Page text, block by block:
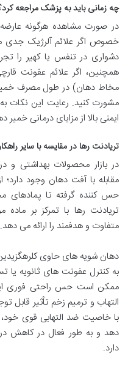
چه زمانی باید به پزشک مراجعه
در صورت مشاهده هرگونه عارضه
خصوص اگر علائم آلرژیک جدی
دشواری در تنفس یا کهیر را
همچنین، اگر علائم عفونت
مخاط دهان) در طول مصرف
مشورت کنید. رعایت این نکات
ایمنی بالا از مزایای درمانی
تریادنت رها در مقایسه با سایر
در بازار محصولات بهداشتی و
مقابله با آفت دهان وجود
حس کننده گرفته تا پمادهای
تریادنت رها با تمرکز بر ماده
متفاوت و هدفمند را ارائه می دهد.
دهان شویه های حاوی
به کنترل عفونت های ثانویه
ممکن است حس راحتی فوری
التهاب و ترمیم زخم تأثیر قابل
با خاصیت ضد التهابی قوی
دهد و به طور فعال در کاهش
دارد.